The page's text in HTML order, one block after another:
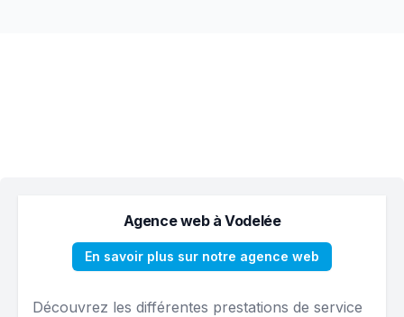
Agence web à Vodelée
En savoir plus sur notre agence web
Découvrez les différentes prestations de service